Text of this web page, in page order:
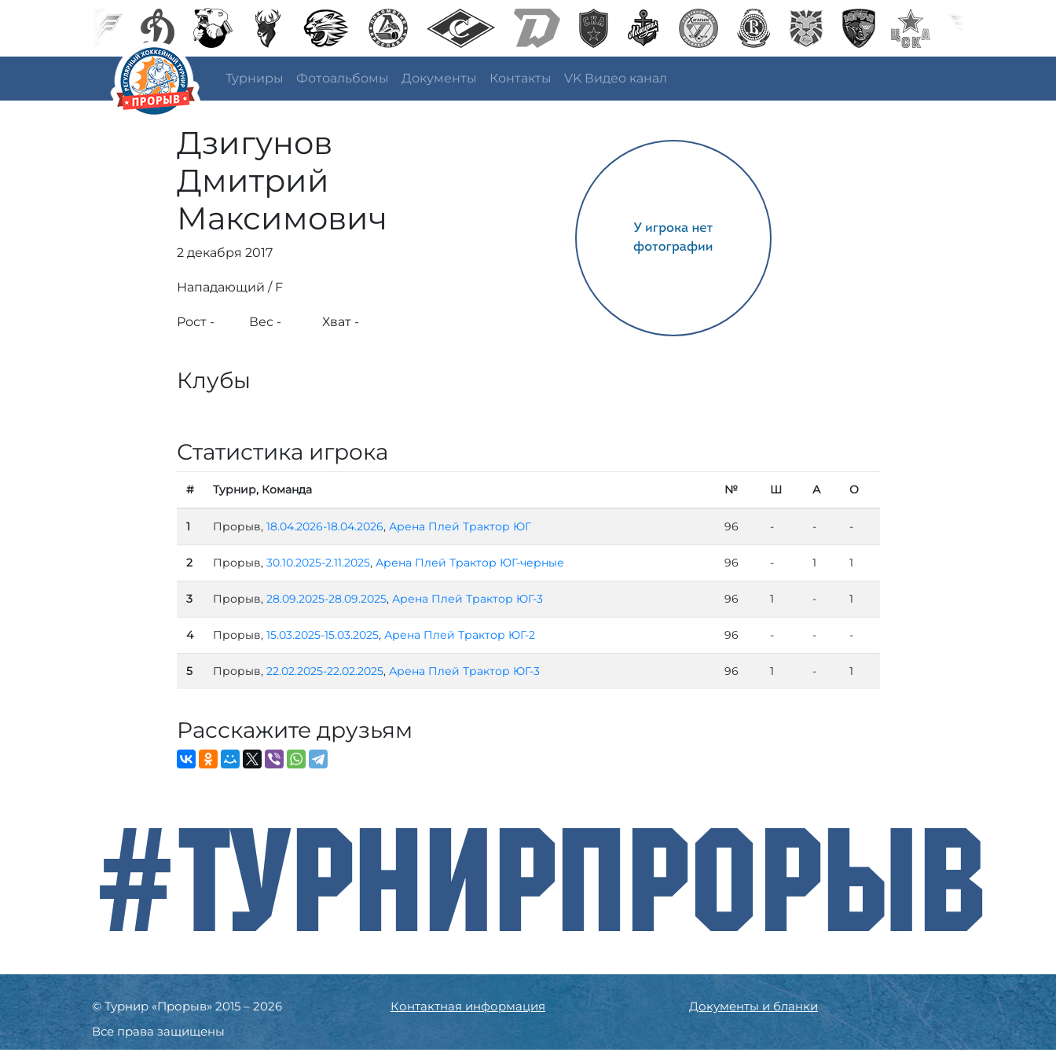
Турниры Фотоальбомы Документы Контакты VK Видео канал
Дзигунов
Дмитрий
Максимович
2 декабря 2017
Нападающий / F
Рост - Вес - Хват -
Клубы
Статистика игрока
# Турнир, Команда № Ш А О
1 Прорыв, 18.04.2026-18.04.2026, Арена Плей Трактор ЮГ 96 - - -
2 Прорыв, 30.10.2025-2.11.2025, Арена Плей Трактор ЮГ-черные 96 - 1 1
3 Прорыв, 28.09.2025-28.09.2025, Арена Плей Трактор ЮГ-3 96 1 - 1
4 Прорыв, 15.03.2025-15.03.2025, Арена Плей Трактор ЮГ-2 96 - - -
5 Прорыв, 22.02.2025-22.02.2025, Арена Плей Трактор ЮГ-3 96 1 - 1
Расскажите друзьям
#ТурнирПрорыв
© Турнир «Прорыв» 2015 – 2026
Все права защищены
Контактная информация Документы и бланки